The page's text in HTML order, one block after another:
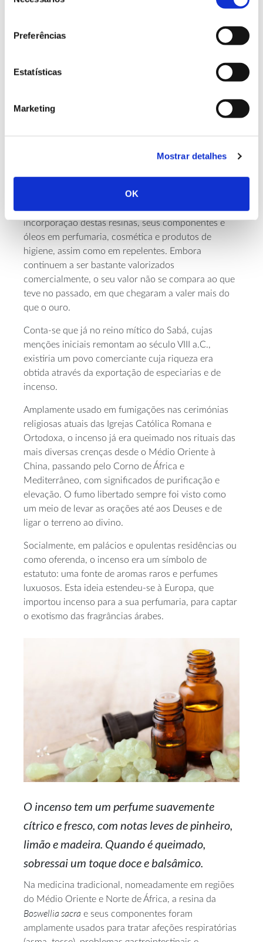
Preferências
Estatísticas
Marketing
Mostrar detalhes
OK
e corresponde
medicinal e ritual.
Incenso e mirra: usos antigos
rituais religiosos, medicamentos tradicionais à base
de plantas e aromaterapia, mas também a
incorporação destas resinas, seus componentes e
óleos em perfumaria, cosmética e produtos de
higiene, assim como em repelentes. Embora
continuem a ser bastante valorizados
comercialmente, o seu valor não se compara ao que
teve no passado, em que chegaram a valer mais do
que o ouro.
Conta-se que já no reino mítico do Sabá, cujas
menções iniciais remontam ao século VIII a.C.,
existiria um povo comerciante cuja riqueza era
obtida através da exportação de especiarias e de
incenso.
Amplamente usado em fumigações nas cerimónias
religiosas atuais das Igrejas Católica Romana e
Ortodoxa, o incenso já era queimado nos rituais das
mais diversas crenças desde o Médio Oriente à
China, passando pelo Corno de África e
Mediterrâneo, com significados de purificação e
elevação. O fumo libertado sempre foi visto como
um meio de levar as orações até aos Deuses e de
ligar o terreno ao divino.
Socialmente, em palácios e opulentas residências ou
como oferenda, o incenso era um símbolo de
estatuto: uma fonte de aromas raros e perfumes
luxuosos. Esta ideia estendeu-se à Europa, que
importou incenso para a sua perfumaria, para captar
o exotismo das fragrâncias árabes.
O incenso tem um perfume suavemente
cítrico e fresco, com notas leves de pinheiro,
limão e madeira. Quando é queimado,
sobressai um toque doce e balsâmico.
Na medicina tradicional, nomeadamente em regiões
do Médio Oriente e Norte de África, a resina da
Boswellia sacra e seus componentes foram
amplamente usados para tratar afeções respiratórias